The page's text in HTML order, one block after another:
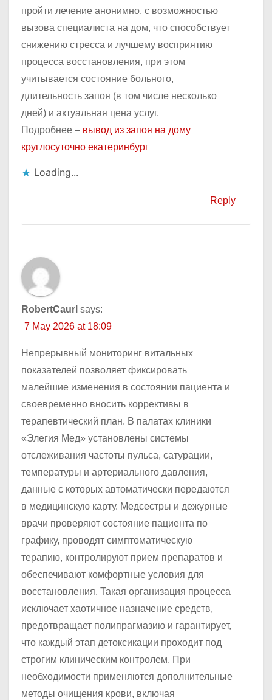
пройти лечение анонимно, с возможностью
вызова специалиста на дом, что способствует
снижению стресса и лучшему восприятию
процесса восстановления, при этом
учитывается состояние больного,
длительность запоя (в том числе несколько
дней) и актуальная цена услуг.
Подробнее – вывод из запоя на дому
круглосуточно екатеринбург
Loading...
Reply
RobertCaurl says:
7 May 2026 at 18:09
Непрерывный мониторинг витальных
показателей позволяет фиксировать
малейшие изменения в состоянии пациента и
своевременно вносить коррективы в
терапевтический план. В палатах клиники
«Элегия Мед» установлены системы
отслеживания частоты пульса, сатурации,
температуры и артериального давления,
данные с которых автоматически передаются
в медицинскую карту. Медсестры и дежурные
врачи проверяют состояние пациента по
графику, проводят симптоматическую
терапию, контролируют прием препаратов и
обеспечивают комфортные условия для
восстановления. Такая организация процесса
исключает хаотичное назначение средств,
предотвращает полипрагмазию и гарантирует,
что каждый этап детоксикации проходит под
строгим клиническим контролем. При
необходимости применяются дополнительные
методы очищения крови, включая